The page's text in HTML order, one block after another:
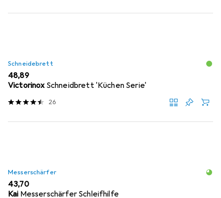
Schneidebrett
EUR
48,89
Victorinox Schneidbrett 'Küchen Serie'
26
Messerschärfer
EUR
43,70
Kai Messerschärfer Schleifhilfe